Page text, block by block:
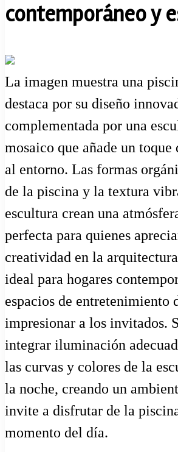
contemporáneo y
La imagen muestra una
destaca por su diseño
complementada por una
mosaico que añade un
al entorno. Las formas
de la piscina y la textura
escultura crean una
perfecta para quienes
creatividad en la
ideal para hogares
espacios de entretenimiento
impresionar a los invitados.
integrar iluminación
las curvas y colores de la
la noche, creando un
invite a disfrutar de la
momento del día.